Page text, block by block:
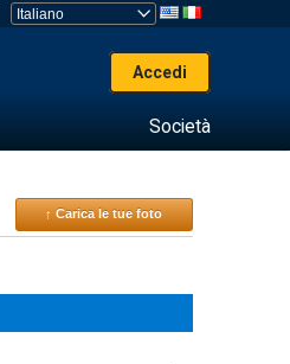
Accedi
Società
↑ Carica le tue foto